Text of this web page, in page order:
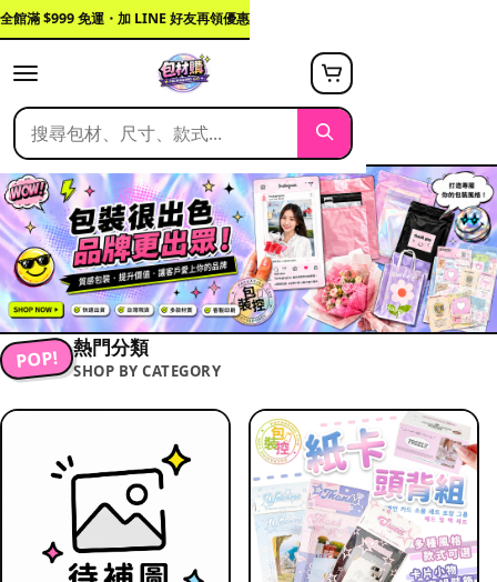
全館滿 $999 免運・加 LINE 好友再領優惠
POP! 熱門分類
SHOP BY CATEGORY